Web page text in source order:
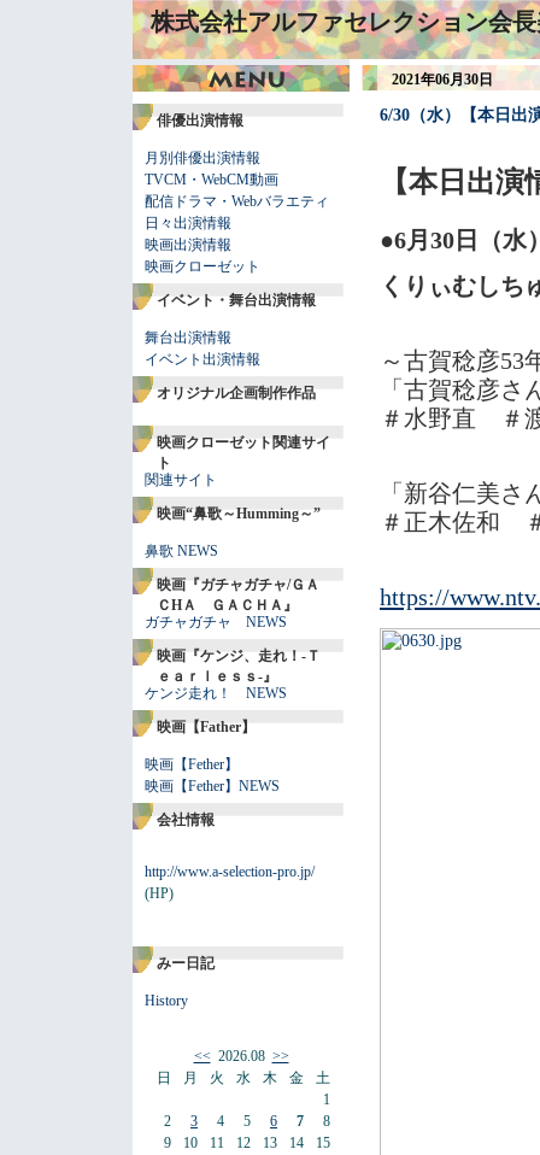
株式会社アルファセレクション会
俳優出演情報
月別俳優出演情報
TVCM・WebCM動画
配信ドラマ・Webバラエティ
日々出演情報
映画出演情報
映画クローゼット
イベント・舞台出演情報
舞台出演情報
イベント出演情報
オリジナル企画制作作品
映画クローゼット関連サイ
ト
関連サイト
映画“鼻歌～Humming～”
鼻歌 NEWS
映画『ガチャガチャ/ＧＡ
ＣHＡ ＧＡＣＨＡ』
ガチャガチャ NEWS
映画『ケンジ、走れ！-Ｔ
ｅａｒｌｅｓｓ-』
ケンジ走れ！ NEWS
映画【Father】
映画【Fether】
映画【Fether】NEWS
会社情報
http://www.a-selection-pro.jp/
(HP)
みー日記
History
<<2026.08 >>
日
2
9
月
3
10
火
4
11
水
5
12
木
6
13
金
7
14
土
1
8
15
2021年06月30日
6/30（水）【本日出
【本日出
●6月30日（
くりぃむしち
～古賀稔彦53
「古賀稔彦さ
＃水野直 ＃
「新谷仁美さ
＃正木佐和
https://